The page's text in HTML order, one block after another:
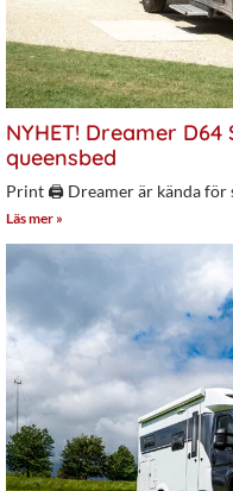
NYHET! Dreamer
queensbed
Print 🖨 Dreamer är kända för
Läs mer »